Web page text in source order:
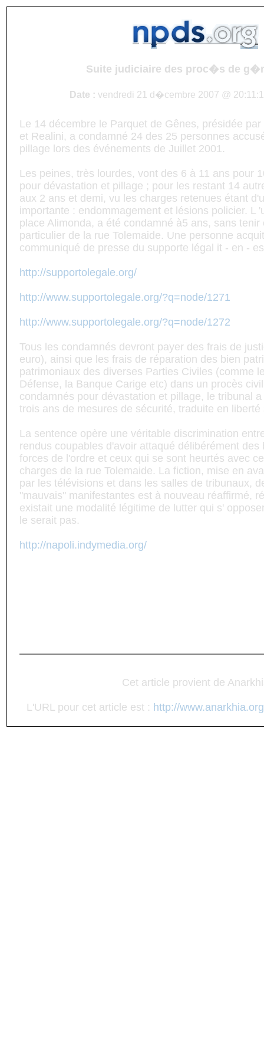
Suite judiciaire des proc�s de
Date : vendredi 21 d�cembre 2007 @
Le 14 décembre le Parquet de Gênes, présidée
et Realini, a condamné 24 des 25 personnes
pillage lors des événements de Juillet 2001.
Les peines, très lourdes, vont des 6 à 11 ans pour
pour dévastation et pillage ; pour les restant 14
aux 2 ans et demi, vu les charges retenues étant
importante : endommagement et lésions policier. L
place Alimonda, a été condamné à5 ans, sans
particulier de la rue Tolemaide. Une personne
communiqué de presse du supporte légal it - en - es
http://supportolegale.org/
http://www.supportolegale.org/?q=node/1271
http://www.supportolegale.org/?q=node/1272
Tous les condamnés devront payer des frais de
euro), ainsi que les frais de réparation des bien
patrimoniaux des diverses Parties Civiles (comme
Défense, la Banque Carige etc) dans un procès
condamnés pour dévastation et pillage, le tribunal
trois ans de mesures de sécurité, traduite en liberté
La sentence opère une véritable discrimination
rendus coupables d'avoir attaqué délibérément des
forces de l'ordre et ceux qui se sont heurtés avec
charges de la rue Tolemaide. La fiction, mise en
par les télévisions et dans les salles de tribunaux,
"mauvais" manifestantes est à nouveau réaffirmé,
existait une modalité légitime de lutter qui s'
le serait pas.
http://napoli.indymedia.org/
Cet article provient de
L'URL pour cet article est : http://